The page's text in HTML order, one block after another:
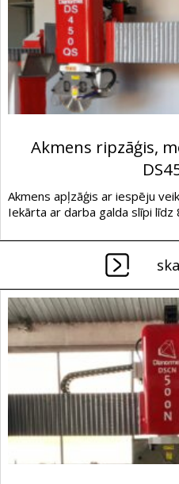
Akmens ripzāģis,
Akmens apļzāģis ar iespēju
Iekārta ar darba galda slīpi līdz